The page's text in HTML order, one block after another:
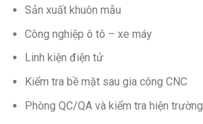
Sản xuất khuôn mẫu
Công nghiệp ô tô – xe máy
Linh kiện điện tử
Kiểm tra bề mặt sau gia công CNC
Phòng QC/QA và kiểm tra hiện trường